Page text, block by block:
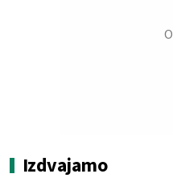
Izdvajamo